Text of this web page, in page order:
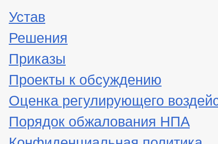
Устав
Решения
Приказы
Проекты к обсуждению
Оценка регулирующего
Порядок обжалования НПА